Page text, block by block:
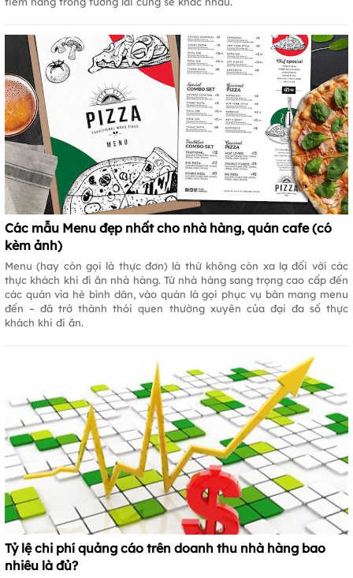
Các mẫu Menu đẹp nhất cho nhà hàng, quán cafe (có
kèm ảnh)
Menu (hay còn gọi là thực đơn) là thứ không còn xa lạ đối với các
thực khách khi đi ăn nhà hàng. Từ nhà hàng sang trọng cao cấp đến
các quán vỉa hè bình dân, vào quán là gọi phục vụ bàn mang menu
đến – đã trở thành thói quen thường xuyên của đại đa số thực
khách khi đi ăn.
Tỷ lệ chi phí quảng cáo trên doanh thu nhà hàng bao
nhiêu là đủ?